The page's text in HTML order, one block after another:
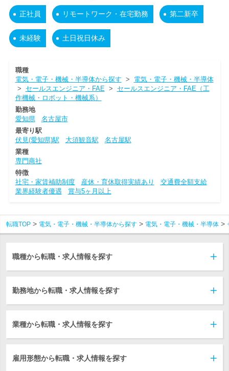
正社員 リモートワーク・在宅勤務 第二新卒
未経験 土日祝日休み
職種
電気・電子・機械・半導体から探す > 電気・電子・機械・半導体
> セールスエンジニア・FAE> セールスエンジニア・FAE（工
作機械・ロボット・機械系）
勤務地
愛知県
名古屋市
最寄り駅
伏見(愛知県)駅
大須観音駅
名古屋駅
業種
専門商社
特徴
社宅・家賃補助制度
産休・育休取得実績あり
交通費全額支給
業界経験者優遇
賞与5ヶ月以上
転職TOP 電気・電子・機械・半導体から探す 電気・電子・機械・半導体
職種から転職・求人情報を探す
勤務地から転職・求人情報を探す
業種から転職・求人情報を探す
雇用形態から転職・求人情報を探す